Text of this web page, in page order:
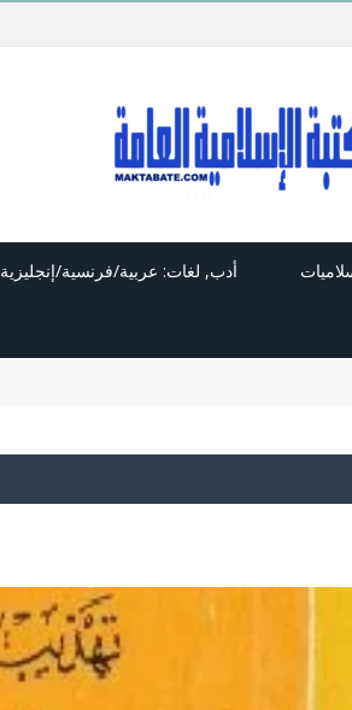
أدب, لغات: عربية/فرنسية/إنجليزية